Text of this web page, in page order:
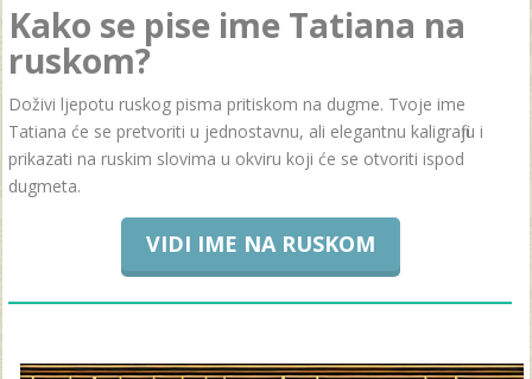
Kako se pise ime Tatiana na
ruskom?
Doživi ljepotu ruskog pisma pritiskom na dugme. Tvoje ime
Tatiana će se pretvoriti u jednostavnu, ali elegantnu kaligrafiju i
prikazati na ruskim slovima u okviru koji će se otvoriti ispod
dugmeta.
VIDI IME NA RUSKOM